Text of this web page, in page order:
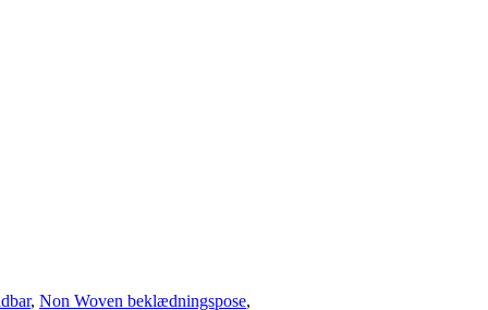
, Non Woven beklædningspose,